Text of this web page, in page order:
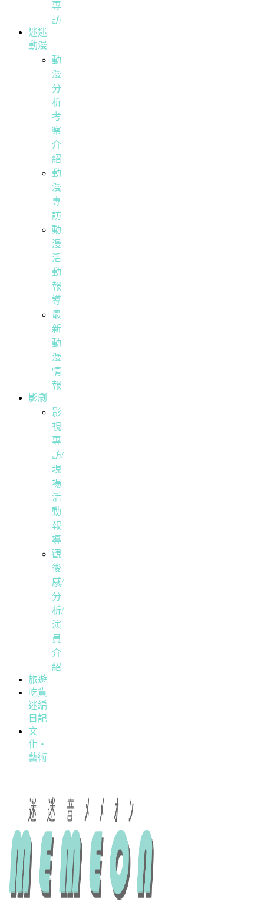
專
訪
迷迷
動漫
動
漫
分
析
考
察
介
紹
動
漫
專
訪
動
漫
活
動
報
導
最
新
動
漫
情
報
影劇
影
視
專
訪/
現
場
活
動
報
導
觀
後
感/
分
析/
演
員
介
紹
旅遊
吃貨
迷編
日記
文
化・
藝術